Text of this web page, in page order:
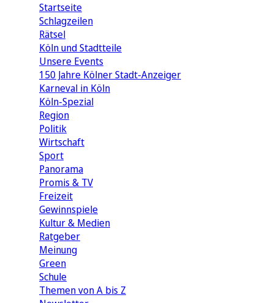
Startseite
Schlagzeilen
Rätsel
Köln und Stadtteile
Unsere Events
150 Jahre Kölner Stadt-Anzeiger
Karneval in Köln
Köln-Spezial
Region
Politik
Wirtschaft
Sport
Panorama
Promis & TV
Freizeit
Gewinnspiele
Kultur & Medien
Ratgeber
Meinung
Green
Schule
Themen von A bis Z